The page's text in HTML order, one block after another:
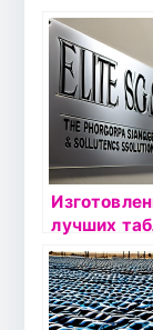
выгодной
стоимости
я клиника
Эстевита
лучших
Москве по
отличной